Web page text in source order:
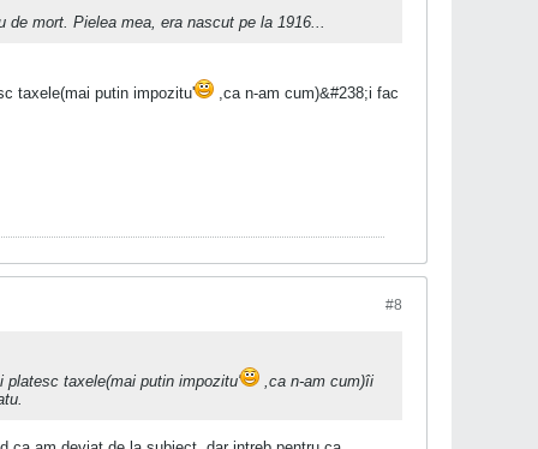
de mort. Pielea mea, era nascut pe la 1916...
taxele(mai putin impozitu' ,ca n-am cum)&#238;i fac
#8
platesc taxele(mai putin impozitu'
,ca n-am cum)îi